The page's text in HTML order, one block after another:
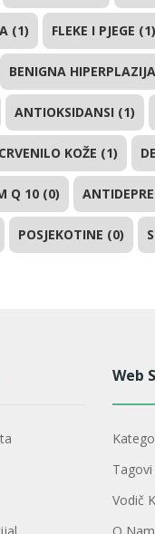
(1) FLEKE I PJEGE (1)
BENIGNA
ANTIOKSIDANSI (1)
CRVENILO KOŽE (1)
Q 10 (0)
POSJEKOTINE (0)
Web
Tagovi
Vodič